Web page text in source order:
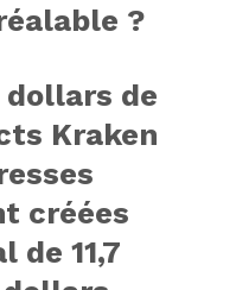
?
dollars de
Kraken
créées
de 11,7